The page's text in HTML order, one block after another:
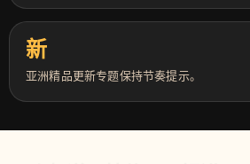
新
亚洲精品更新专题保持节奏提示。